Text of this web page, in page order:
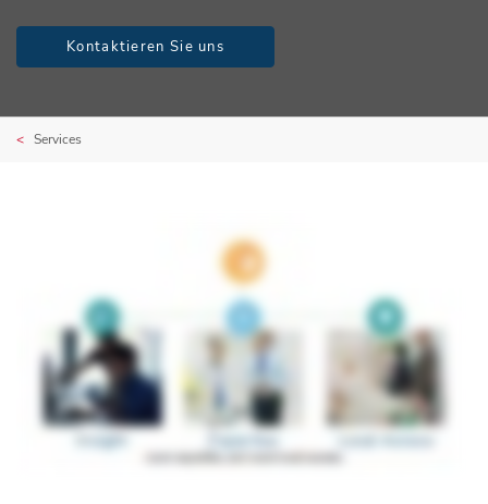
Kontaktieren Sie uns
Services